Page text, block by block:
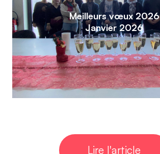
Meilleurs vœux 2026
Janvier 2026
Lire l'article